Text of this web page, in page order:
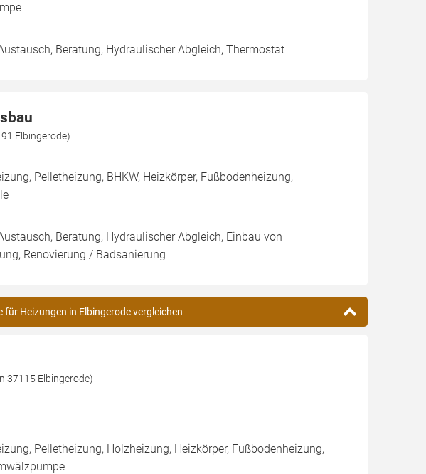
Beratung, Hydraulischer Abgleich, Thermostat
Elbingerode)
Pelletheizung, BHKW, Heizkörper, Fußbodenheizung,
Beratung, Hydraulischer Abgleich, Einbau von
Renovierung / Badsanierung
für Heizungen in Elbingerode vergleichen
37115 Elbingerode)
Pelletheizung, Holzheizung, Heizkörper, Fußbodenheizung,